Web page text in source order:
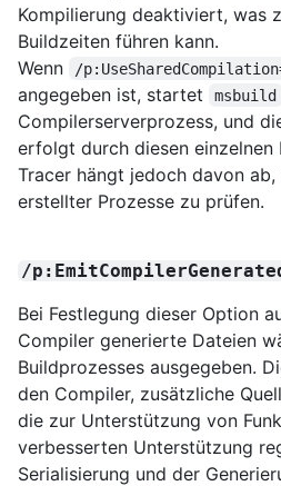
Kompilierung deaktiviert, was
Buildzeiten führen kann.
Wenn
/
angegeben ist, startet
msbuild
Compilerserverprozess, und
erfolgt durch diesen einzelnen
Tracer hängt jedoch davon
erstellter Prozesse zu prüfen.
/
Bei Festlegung dieser Option
Compiler generierte Dateien
Buildprozesses ausgegeben.
den Compiler, zusätzliche
die zur Unterstützung von
verbesserten Unterstützung
Serialisierung und der